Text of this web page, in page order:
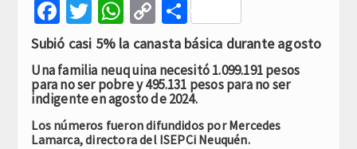
Facebook
Twitter
WhatsApp
Copy
Link
Compartir
Subió casi 5% la canasta básica durante agosto
Una familia neuquina necesitó 1.099.191 pesos
para no ser pobre y 495.131 pesos para no ser
indigente en agosto de 2024.
Los números fueron difundidos por Mercedes
Lamarca, directora del ISEPCi Neuquén.